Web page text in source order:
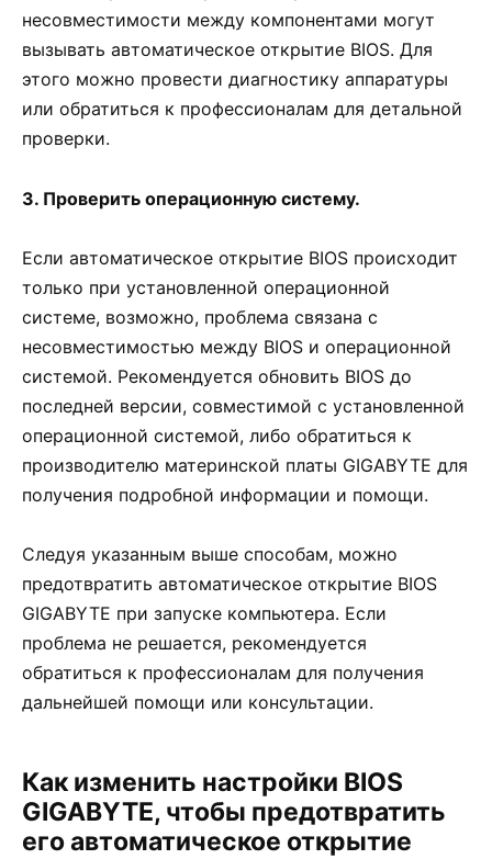
несовместимости между компонентами могут
вызывать автоматическое открытие BIOS. Для
этого можно провести диагностику аппаратуры
или обратиться к профессионалам для детальной
проверки.
3. Проверить операционную систему.
Если автоматическое открытие BIOS происходит
только при установленной операционной
системе, возможно, проблема связана с
несовместимостью между BIOS и операционной
системой. Рекомендуется обновить BIOS до
последней версии, совместимой с установленной
операционной системой, либо обратиться к
производителю материнской платы GIGABYTE для
получения подробной информации и помощи.
Следуя указанным выше способам, можно
предотвратить автоматическое открытие BIOS
GIGABYTE при запуске компьютера. Если
проблема не решается, рекомендуется
обратиться к профессионалам для получения
дальнейшей помощи или консультации.
Как изменить настройки BIOS
GIGABYTE, чтобы предотвратить
его автоматическое открытие